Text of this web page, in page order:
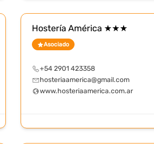
Hostería América ★★★
Asociado
+54 2901 423358
hosteriaamerica@gmail.com
www.hosteriaamerica.com.ar